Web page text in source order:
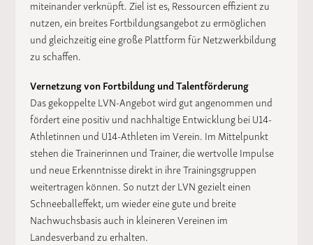
miteinander verknüpft. Ziel ist es, Ressourcen effizient zu
nutzen, ein breites Fortbildungsangebot zu ermöglichen
und gleichzeitig eine große Plattform für Netzwerkbildung
zu schaffen.
Vernetzung von Fortbildung und Talentförderung
Das gekoppelte LVN-Angebot wird gut angenommen und
fördert eine positiv und nachhaltige Entwicklung bei U14-
Athletinnen und U14-Athleten im Verein. Im Mittelpunkt
stehen die Trainerinnen und Trainer, die wertvolle Impulse
und neue Erkenntnisse direkt in ihre Trainingsgruppen
weitertragen können. So nutzt der LVN gezielt einen
Schneeballeffekt, um wieder eine gute und breite
Nachwuchsbasis auch in kleineren Vereinen im
Landesverband zu erhalten.